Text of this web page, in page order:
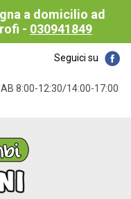
a domicilio ad
- 030941849
Seguici su
8:00-12:30/14:00-17:00